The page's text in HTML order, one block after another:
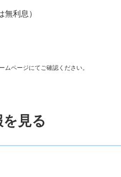
利息）
ページにてご確認ください。
見る